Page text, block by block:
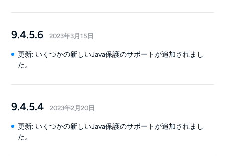
9.4.5.6 2023年3月15日
更新: いくつかの新しいJava保護のサポートが追加されまし
た。
9.4.5.4 2023年2月20日
更新: いくつかの新しいJava保護のサポートが追加されまし
た。